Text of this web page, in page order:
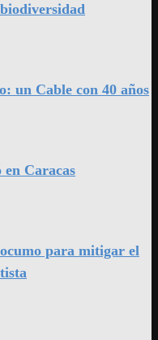
un Cable con 40 años
Caracas
para mitigar el